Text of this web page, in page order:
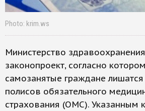
Photo: krim.ws
Министерство
законопроект, согласно
самозанятые граждане
полисов обязательного
страхования (ОМС). Указанным